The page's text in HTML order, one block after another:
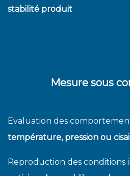
stabilité produit
Mesure sous
Evaluation des
température, pression ou
Reproduction des